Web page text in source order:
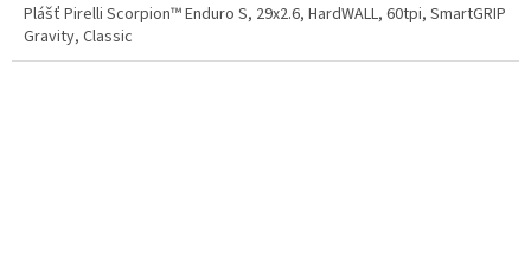
Plášť Pirelli Scorpion™ Enduro S, 29x2.6, HardWALL, 60tpi, SmartGRIP
Gravity, Classic